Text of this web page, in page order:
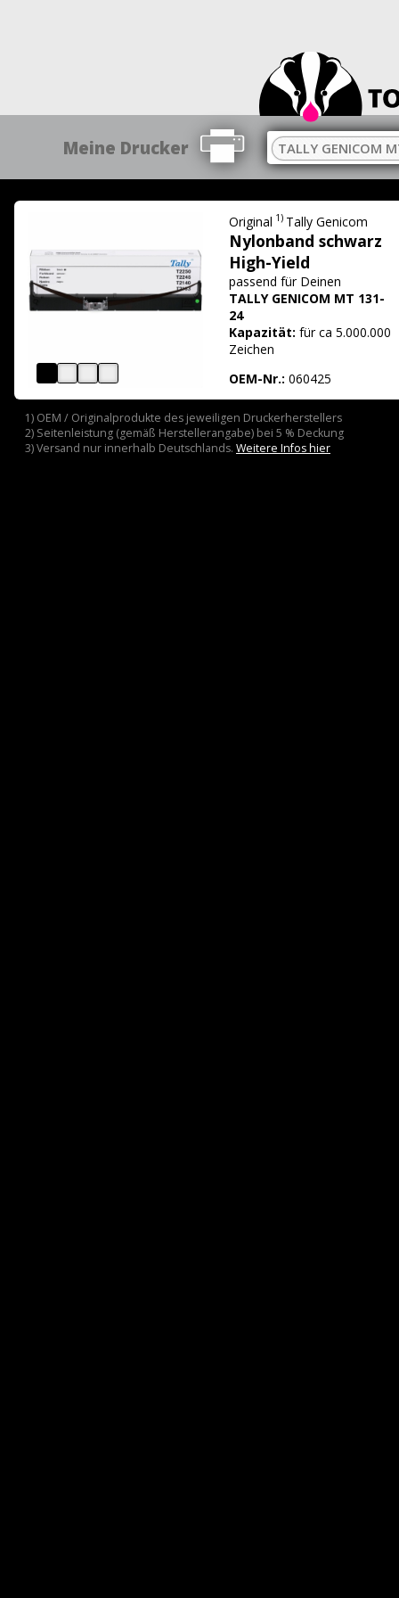
Meine Drucker TALLY GENICOM
Original 1) Tally Genicom
Nylonband schwarz
High-Yield
passend für Deinen
TALLY GENICOM MT 131-
24
Kapazität: für ca 5.000.000
Zeichen
OEM-Nr.: 060425
1) OEM / Originalprodukte des jeweiligen Druckerherstellers
2) Seitenleistung (gemäß Herstellerangabe) bei 5 % Deckung
3) Versand nur innerhalb Deutschlands. Weitere Infos hier